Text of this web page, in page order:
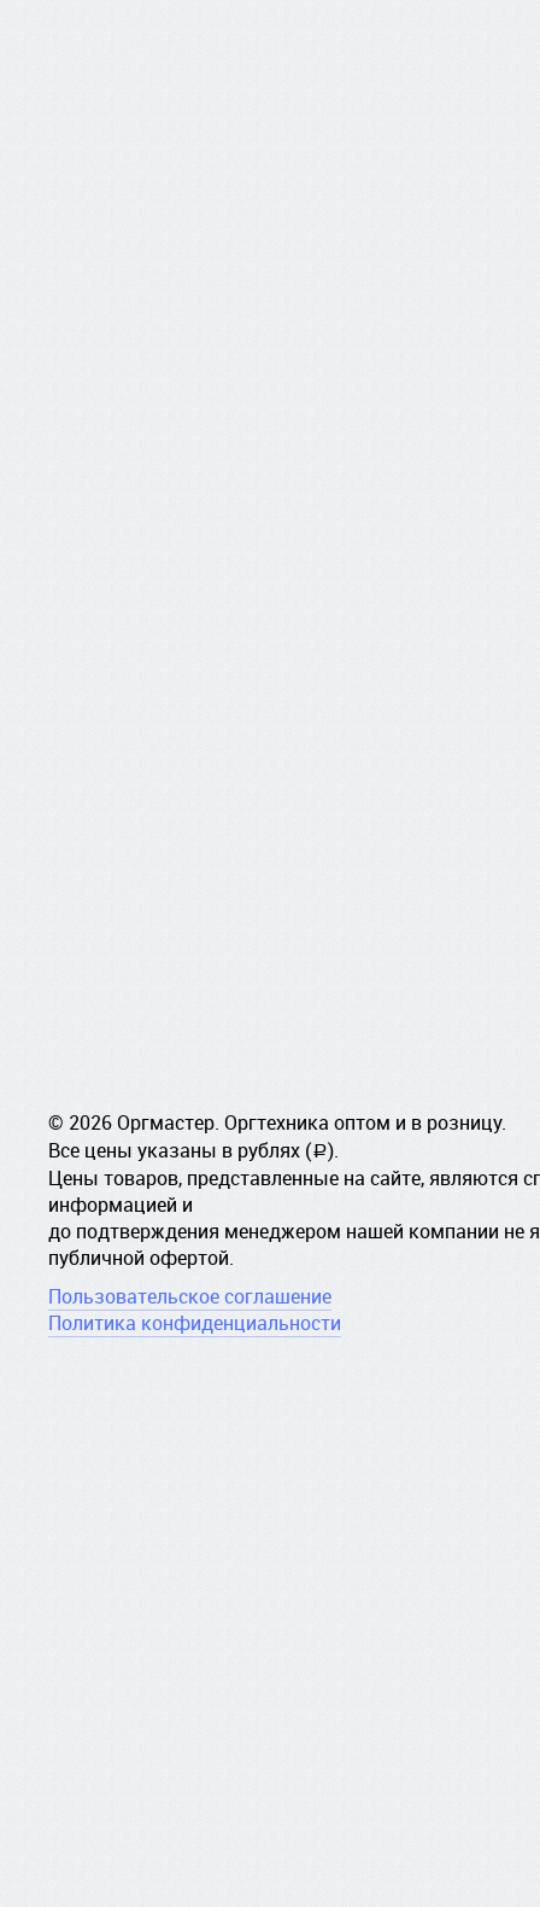
© 2026 Оргмастер. Оргтехника оптом и в розницу.
Все цены указаны в рублях (a).
Цены товаров, представленные на сайте, являются
информацией и
до подтверждения менеджером нашей компании не
публичной офертой.
Пользовательское соглашение
Политика конфиденциальности